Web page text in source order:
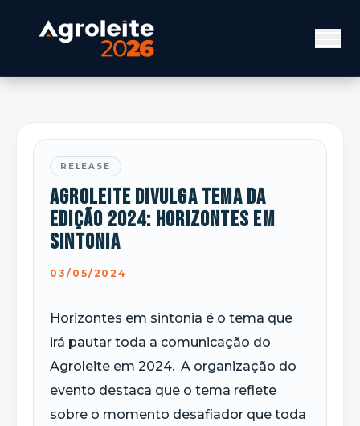
RELEASE
Agroleite divulga tema da
edição 2024: Horizontes em
sintonia
03/05/2024
Horizontes em sintonia é o tema que
irá pautar toda a comunicação do
Agroleite em 2024. A organização do
evento destaca que o tema reflete
sobre o momento desafiador que toda